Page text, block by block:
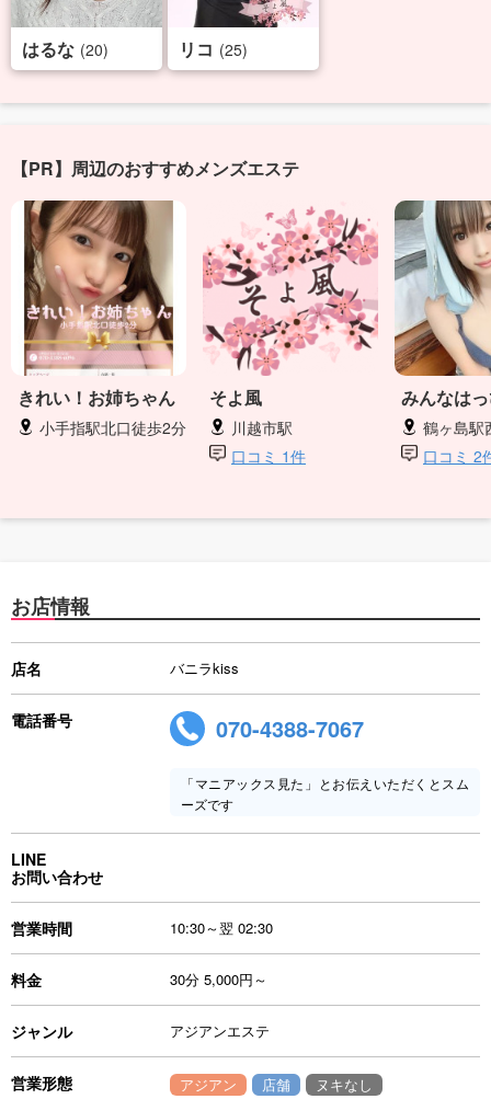
はるな (20) リコ (25)
【PR】周辺のおすすめメンズエステ
きれい！お姉ちゃん
小手指駅北口徒歩2分
そよ風
川越市駅
口コミ 1件
みんなは
鶴ヶ島駅
口コミ 2
お店情報
店名 バニラkiss
電話番号 070-4388-7067
「マニアックス見た」とお伝えいただくとスム
ーズです
LINE
お問い合わせ
営業時間 10:30～翌 02:30
料金 30分 5,000円～
ジャンル アジアンエステ
営業形態 アジアン 店舗 ヌキなし